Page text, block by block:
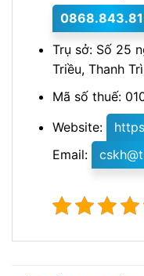
Trụ sở: Số 25
Triều, Thanh
Mã số thuế:
Website:
Email: